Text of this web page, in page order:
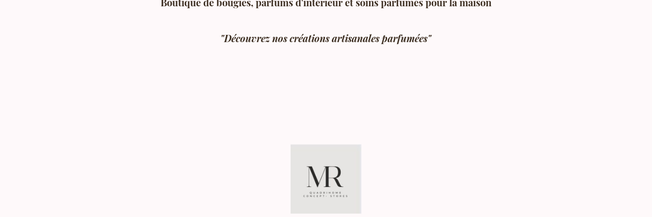
"Découvrez nos créations artisanales parfumées"